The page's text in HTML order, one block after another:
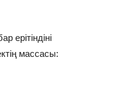
ерітіндіні
массасы: